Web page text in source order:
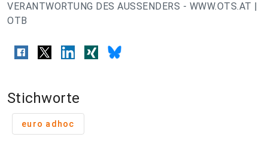
VERANTWORTUNG DES AUSSENDERS - WWW.OTS.AT |
OTB
Stichworte
euro adhoc